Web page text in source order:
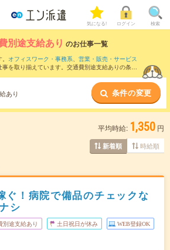
気になる! ログイン 検索
別途支給あり のお仕事一覧
オフィスワーク・事務系、 営業・販売・サービス
事を取り揃えています。交通費別途支給ありの条件
あり 条件の変更
平均時給: 1,350 円
新着順 時給順
ぐ！病院で備品のチェックな
シ
別途支給あり 土日祝日が休み WEB登録OK